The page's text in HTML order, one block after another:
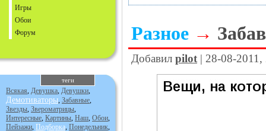
Игры
Обои
Форум
теги
Всякая, Девушка, Девушки,
Демотиваторы, Забавные,
Звезды, Звероматрицы,
Интересные, Картины, Наш, Обои,
Пейзажи, Подборка, Понедельник,
Разное →
Добавил pilot | 28-08-